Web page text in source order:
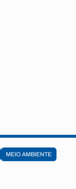
MEIO AMBIENTE